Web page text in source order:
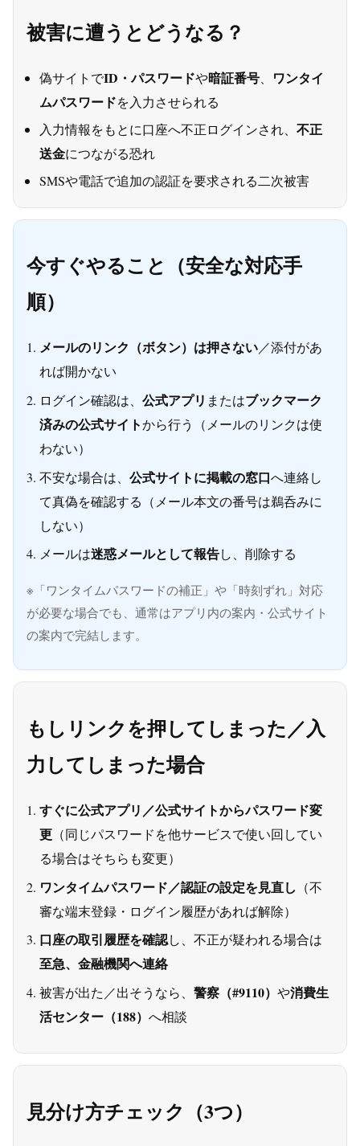
被害に遭うとどうなる？
偽サイトでID・パスワードや暗証番号
ワンタイ
ムパスワードを入力させられる
入力情報をもとに口座へ不正ログインされ、 不正
送金につながる恐れ
SMSや電話で追加の認証を要求される二次被害
今すぐやること（安全な対応手
順）
メールのリンク（ボタン）は押さない／添付があ
れば開かない
ログイン確認は、 公式アプリ またはブックマーク
済みの公式サイトから行う（メールのリンクは使
わない）
不安な場合は、 公式サイトに掲載の窓口へ連絡し
て真偽を確認する（メール本文の番号は鵜呑みに
しない）
メールは迷惑メールとして報告し、削除する
※「ワンタイムパスワードの補正」や「時刻ずれ」対応
が必要な場合でも、通常はアプリ内の案内・公式サイト
の案内で完結します。
もしリンクを押してしまった／入
力してしまった場合
すぐに公式アプリ／公式サイトからパスワード変
更 （同じパスワードを他サービスで使い回してい
る場合はそちらも変更）
ワンタイムパスワード／認証の設定を見直し （不
審な端末登録・ログイン履歴があれば解除）
口座の取引履歴を確認し、不正が疑われる場合は
至急、金融機関へ連絡
被害が出た／出そうなら、 警察（#9110） や消費生
活センター（188） へ相談
見分け方チェック（3つ）